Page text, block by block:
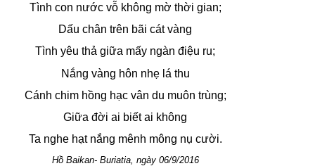
Tình con nước vỗ không mờ thời gian;
Dấu chân trên bãi cát vàng
Tình yêu thả giữa mấy ngàn điệu ru;
Nắng vàng hôn nhẹ lá thu
Cánh chim hồng hạc vân du muôn trùng;
Giữa đời ai biết ai không
Ta nghe hạt nắng mênh mông nụ cười.
Hồ Baikan- Buriatia, ngày 06/9/2016